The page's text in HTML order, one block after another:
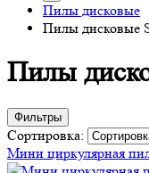
Пилы дисковые
Пилы дисковые
Пилы
Фильтры
Сортировка:
Мини циркулярная